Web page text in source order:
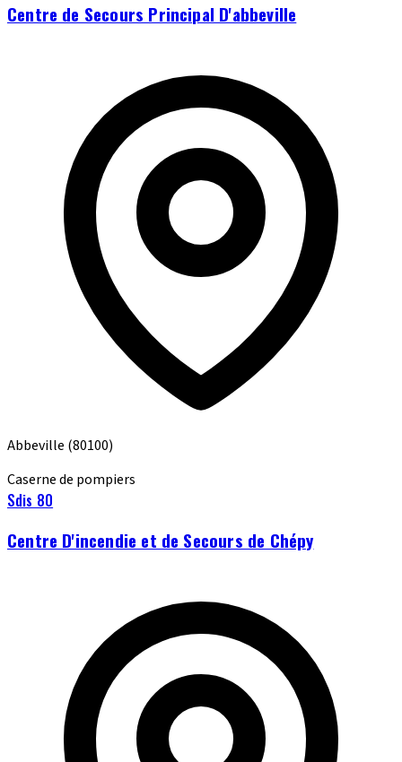
Centre de Secours Principal D'abbeville
Abbeville (80100)
Caserne de pompiers
Sdis 80
Centre D'incendie et de Secours de Chépy